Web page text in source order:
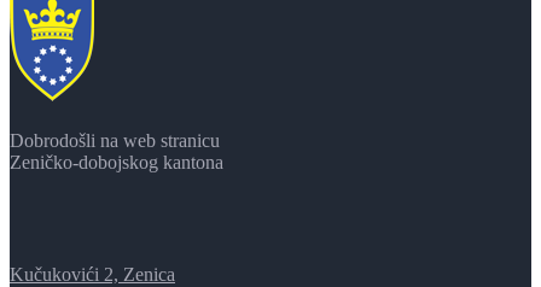
Dobrodošli na web stranicu
Zeničko-dobojskog kantona
Kučukovići 2, Zenica